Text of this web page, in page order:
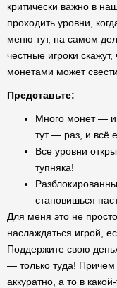
критически важно в
проходить уровни,
меню тут, на самом
честные игроки
монетами может
Представьте:
Много монет —
тут — раз, и всё
Все уровни
тупняка!
становишься
Для меня это не
наслаждаться игрой,
Поддержите свою
— только туда! Причем
аккуратно, а то в